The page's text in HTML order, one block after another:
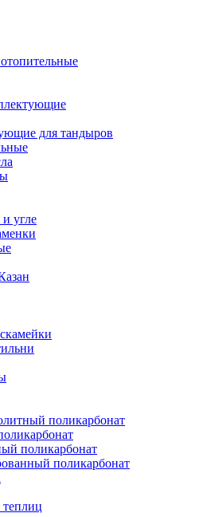
для тандыров
угле
поликарбонат
поликарбонат
поликарбонат
теплиц